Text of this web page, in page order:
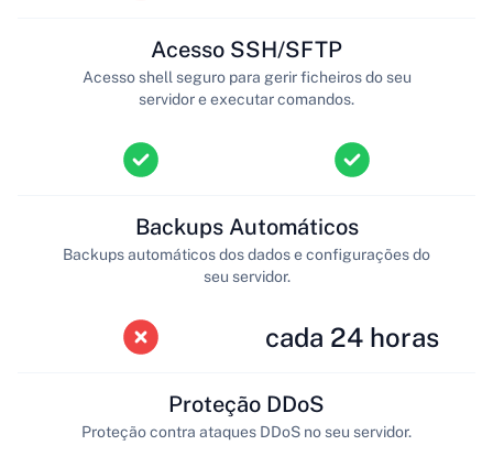
Acesso SSH/SFTP
Acesso shell seguro para gerir ficheiros do seu
servidor e executar comandos.
Backups Automáticos
Backups automáticos dos dados e configurações do
seu servidor.
cada 24 horas
Proteção DDoS
Proteção contra ataques DDoS no seu servidor.